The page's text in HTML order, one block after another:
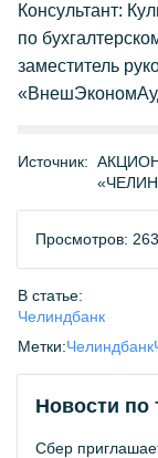
Консультант:
по
заместитель
Источник:
Просмотров:
В статье:
Челиндбанк
Метки:Челиндбанк
Новости по
Сбер